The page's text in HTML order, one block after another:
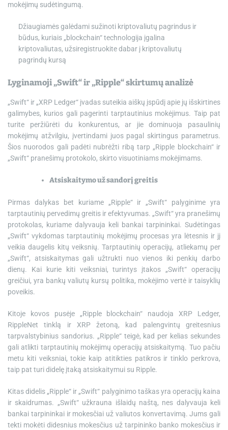
mokėjimų sudėtingumą.
Džiaugiamės galėdami sužinoti kriptovaliutų pagrindus ir
būdus, kuriais „blockchain“ technologija įgalina
kriptovaliutas, užsiregistruokite dabar į kriptovaliutų
pagrindų kursą
Lyginamoji „Swift“ ir „Ripple“ skirtumų analizė
„Swift“ ir „XRP Ledger“ įvadas suteikia aiškų įspūdį apie jų išskirtines
galimybes, kurios gali pagerinti tarptautinius mokėjimus. Taip pat
turite peržiūrėti du konkurentus, ar jie dominuoja pasaulinių
mokėjimų atžvilgiu, įvertindami juos pagal skirtingus parametrus.
Šios nuorodos gali padėti nubrėžti ribą tarp „Ripple blockchain“ ir
„Swift“ pranešimų protokolo, skirto visuotiniams mokėjimams.
Atsiskaitymo už sandorį greitis
Pirmas dalykas bet kuriame „Ripple“ ir „Swift“ palyginime yra
tarptautinių pervedimų greitis ir efektyvumas. „Swift“ yra pranešimų
protokolas, kuriame dalyvauja keli bankai tarpininkai. Sudėtingas
„Swift“ vykdomas tarptautinių mokėjimų procesas yra lėtesnis ir jį
veikia daugelis kitų veiksnių. Tarptautinių operacijų, atliekamų per
„Swift“, atsiskaitymas gali užtrukti nuo vienos iki penkių darbo
dienų. Kai kurie kiti veiksniai, turintys įtakos „Swift“ operacijų
greičiui, yra bankų valiutų kursų politika, mokėjimo vertė ir taisyklių
poveikis.
Kitoje kovos pusėje „Ripple blockchain“ naudoja XRP Ledger,
RippleNet tinklą ir XRP žetoną, kad palengvintų greitesnius
tarpvalstybinius sandorius. „Ripple“ teigė, kad per kelias sekundes
gali atlikti tarptautinių mokėjimų operacijų atsiskaitymą. Tuo pačiu
metu kiti veiksniai, tokie kaip atitikties patikros ir tinklo perkrova,
taip pat turi didelę įtaką atsiskaitymui su Ripple.
Kitas didelis „Ripple“ ir „Swift“ palyginimo taškas yra operacijų kaina
ir skaidrumas. „Swift“ užkrauna išlaidų naštą, nes dalyvauja keli
bankai tarpininkai ir mokesčiai už valiutos konvertavimą. Jums gali
tekti mokėti didesnius mokesčius už tarpininko banko mokesčius ir